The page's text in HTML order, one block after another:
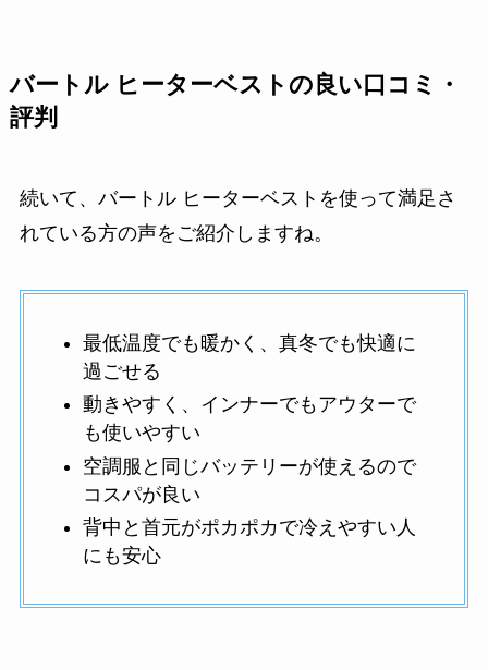
バートル ヒーターベストの良い口コミ・
評判
続いて、バートル ヒーターベストを使って満足さ
れている方の声をご紹介しますね。
最低温度でも暖かく、真冬でも快適に
過ごせる
動きやすく、インナーでもアウターで
も使いやすい
空調服と同じバッテリーが使えるので
コスパが良い
背中と首元がポカポカで冷えやすい人
にも安心